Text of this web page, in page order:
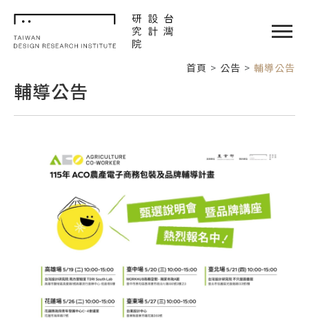
TDRI
單
首頁 公告 輔導公告
輔導公告